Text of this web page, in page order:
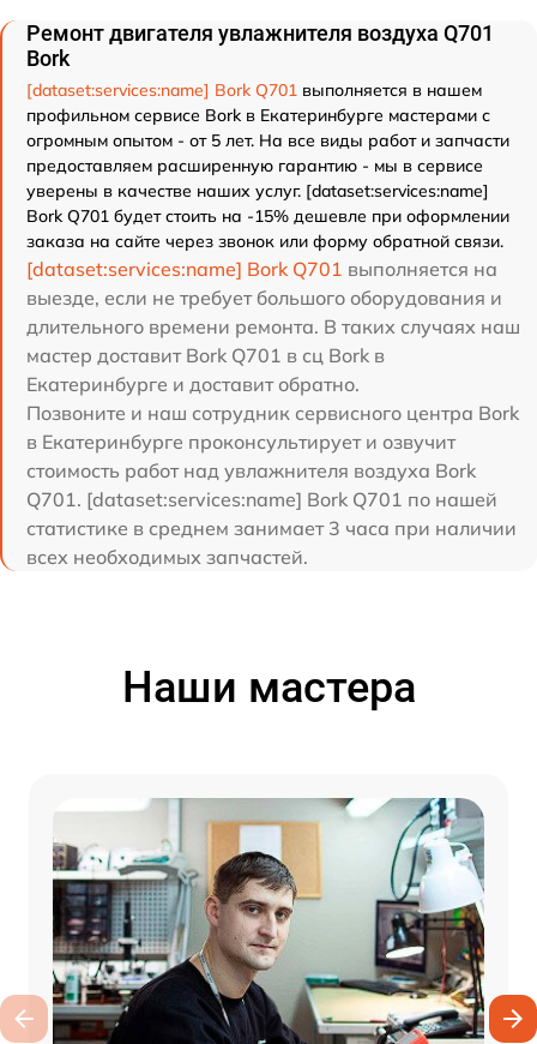
Ремонт двигателя увлажнителя воздуха Q701
Bork
[dataset:services:name] Bork Q701 выполняется в нашем
профильном сервисе Bork в Екатеринбурге мастерами с
огромным опытом - от 5 лет. На все виды работ и запчасти
предоставляем расширенную гарантию - мы в сервисе
уверены в качестве наших услуг. [dataset:services:name]
Bork Q701 будет стоить на -15% дешевле при оформлении
заказа на сайте через звонок или форму обратной связи.
[dataset:services:name] Bork Q701 выполняется на
выезде, если не требует большого оборудования и
длительного времени ремонта. В таких случаях наш
мастер доставит Bork Q701 в сц Bork в
Екатеринбурге и доставит обратно.
Позвоните и наш сотрудник сервисного центра Bork
в Екатеринбурге проконсультирует и озвучит
стоимость работ над увлажнителя воздуха Bork
Q701. [dataset:services:name] Bork Q701 по нашей
статистике в среднем занимает 3 часа при наличии
всех необходимых запчастей.
Наши мастера